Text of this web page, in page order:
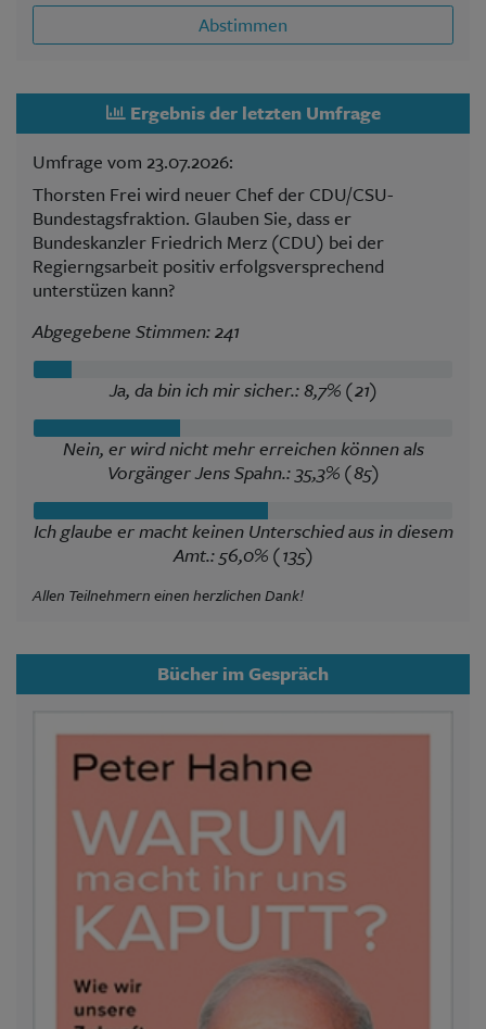
Abstimmen
Ergebnis der letzten Umfrage
Umfrage vom 23.07.2026:
Thorsten Frei wird neuer Chef der CDU/CSU-
Bundestagsfraktion. Glauben Sie, dass er
Bundeskanzler Friedrich Merz (CDU) bei der
Regierngsarbeit positiv erfolgsversprechend
unterstüzen kann?
Abgegebene Stimmen: 241
Ja, da bin ich mir sicher.: 8,7% (21)
Nein, er wird nicht mehr erreichen können als
Vorgänger Jens Spahn.: 35,3% (85)
Ich glaube er macht keinen Unterschied aus in diesem
Amt.: 56,0% (135)
Allen Teilnehmern einen herzlichen Dank!
Bücher im Gespräch